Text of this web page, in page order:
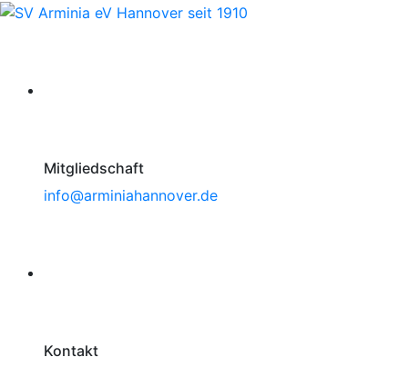
Mitgliedschaft
info@arminiahannover.de
Kontakt